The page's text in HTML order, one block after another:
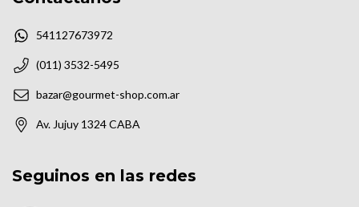
541127673972
(011) 3532-5495
bazar@gourmet-shop.com.ar
Av. Jujuy 1324 CABA
Seguinos en las redes